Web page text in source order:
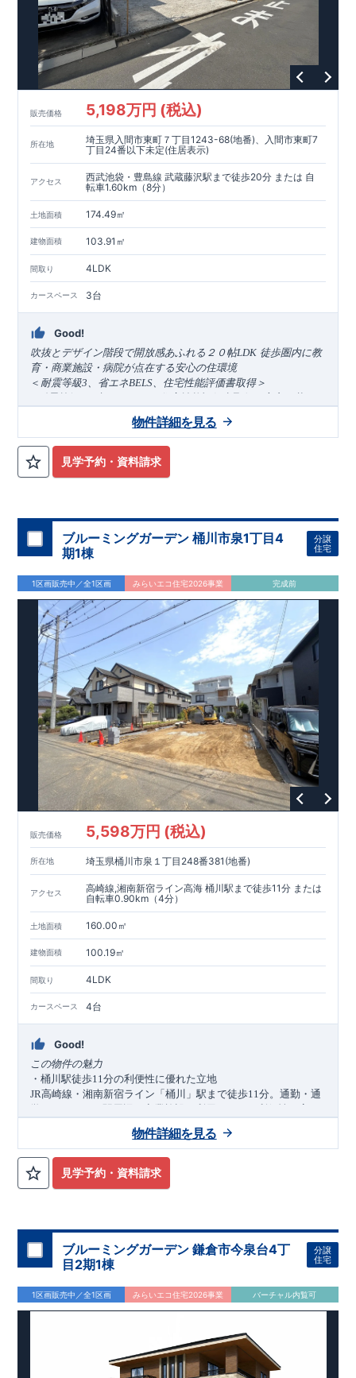
全棟自社一貫体制
もっと詳しく
◇誰が、何をしたか。が明確だからこそ、お客様の安心に繋が
ります。
◇設計、施工、営業が互いに協力しあい、最良のプランを提供
いたします。
◇不要な中間マージンを抑えることで、コストダウンに努めて
耐震等級
取得
もっと詳しく
◇国が定めた耐震等級で最高の3を取得建築基準法で定められ
た、｢数百年に一度発生する地震に対して、倒壊、崩壊しな
い。｣という基準から、さらに 1.5 倍の耐震力を達成していま
安心の長期優良住宅！
もっと詳しく
◇東栄住宅は、全7つの技術基準のうち、
◇長期優良住宅とは、｢良い家を作って、きちんと手入れをし
て、長く大切に使う｣ことを目的とした認定制度。住宅ローン減
市場でも、長期優良住宅が有利に働きます。
住宅性能評価ダブル取得！
◇設計住宅性能評価
評価しております。
◇建設住宅性能評価
か、建設までに計4回チェックが行われます。図面や書類上だ
けでなく、「現場の施工状況」を検査した上で、品質を保証し
ております
アフターサポート
◇最大60年間の品質保証、お引渡し後最大10回の無料定期点検
を実施
◇お引渡しからが本当のお付き合いだと考え、アフターサービ
ービス株式会社」にて責任をもって対応いたします。
住まいの工夫をショート動画でご紹介中
気になる！見たい！話を聞きたい！！
ぜひ一度ご相談ください！ 「少し見てみたい」「話だけ聞いて
に対応いたします。 ​
大宮営業所までお気軽にどうぞ。
【TEL ：0120-0038-63】
受付時間：9:30～18:30
※火曜・水曜定休
販売価格 5,198万円 (税込)
所在地
埼玉県入間市東町７丁目1243-68(地番)、入間市東町7
丁目24番以下未定(住居表示)
アクセス
西武池袋・豊島線 武蔵藤沢駅まで徒歩20分 または 自
転車1.60km（8分）
土地面積 174.49㎡
建物面積 103.91㎡
間取り 4LDK
カースペース 3台
Good!
吹抜とデザイン階段で開放感あふれる２０帖LDK 徒歩圏内に教
育・商業施設・病院が点在する安心の住環境
＜ 耐震等級3 、省エネBELS 、住宅性能評価書取得＞
●耐震等級
、省エネ
、住宅性能評価書取得の安心な暮らし
西武池袋線「武蔵藤沢」駅ま
【周辺環境】
7分） イオンスタイル入間店 約760ｍ（徒歩10分）
【この物件のおすすめPOINT】
-住みやすさ重視の設計・設備-
駐車スペースは3台分（※車種
による）確保◎
だけます（詳細はお問合せください） ◆リビング隣接の畳コー
ナーは来客対応からくつろぎスペースまで用途多彩 ◆作業中も
家族のコミュニケーションが途切れないフルオープンキッチン
を採用
■お問い合わせ先■東栄住宅所沢営業所
04-2903-6262
見学予約・資料請求
物件詳細を見る
ブルーミングガーデン 桶川市泉1丁目4
期1棟
分譲
住宅
1区画販売中／全1区画 みらいエコ住宅2026事業 完成前
販売価格 5,598万円 (税込)
所在地 埼玉県桶川市泉１丁目248番381(地番)
アクセス
高崎線,湘南新宿ライン高海 桶川駅まで徒歩11分 または
自転車0.90km（4分）
土地面積 160.00㎡
建物面積 100.19㎡
間取り 4LDK
カースペース 4台
Good!
この物件の魅力
・桶川駅徒歩11分の利便性に優れた立地
JR高崎線・湘南新宿ライン「桶川」駅まで徒歩11分。通勤・通
学はもちろん、駅周辺の商業施設も利用しやすい利便性の高い
・敷地 坪超 並列 台駐車可能のゆとり
敷地面積169.00㎡（約51坪）の広々とした敷地を確保。並列
駐車可能なカースペースを備えており、複数台所有のご家庭や
・家族の成長に寄り添う可変型プラン
4LDK から5LDK へ変更可能なフレキシブルルームを採用。折上
天井やポップアップ天井、ワイドバルコニー、室内物干しな
ど、快適な暮らしを支える設備も充実しています。
アクセス
0.9km）
見学予約・資料請求
物件詳細を見る
ブルーミングガーデン 鎌倉市今泉台4丁
目2期1棟
分譲
住宅
1区画販売中／全1区画 みらいエコ住宅2026事業 バーチャル内覧可